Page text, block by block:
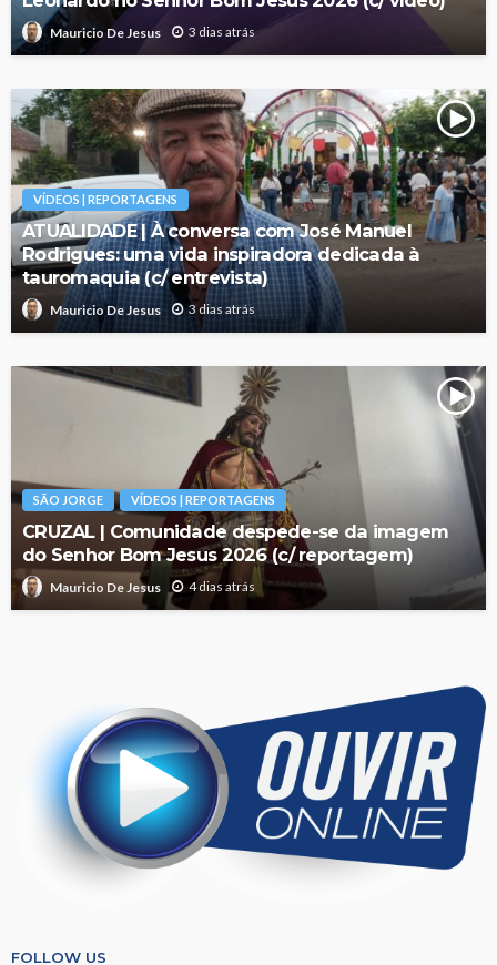
Mauricio De Jesus 3 dias atrás
VÍDEOS | REPORTAGENS
ATUALIDADE | À conversa com José Manuel
Rodrigues: uma vida inspiradora dedicada à
tauromaquia (c/ entrevista)
Mauricio De Jesus 3 dias atrás
SÃO JORGE VÍDEOS | REPORTAGENS
CRUZAL | Comunidade despede-se da imagem
do Senhor Bom Jesus 2026 (c/ reportagem)
Mauricio De Jesus 4 dias atrás
FOLLOW US